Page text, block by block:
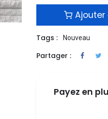
Ajouter
Tags : Nouveau
Partager :
Payez en